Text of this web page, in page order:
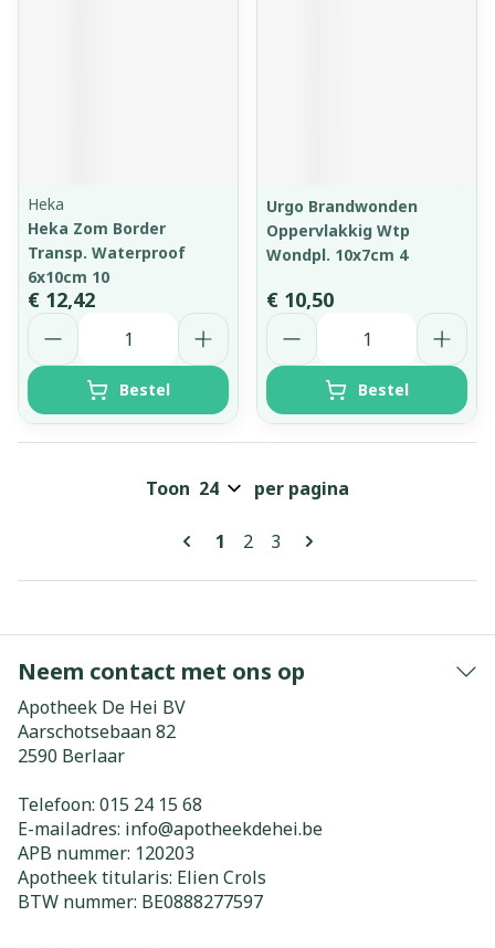
Heka
Heka Zom Border
Transp. Waterproof
6x10cm 10
€ 12,42
Aantal
Bestel
Urgo Brandwonden
Oppervlakkig Wtp
Wondpl. 10x7cm 4
€ 10,50
Aantal
Bestel
Pagina's
U lees momenteel pagina
1 Pagina
2 Pagina
3
Toon per pagina
Neem contact met ons op
Apotheek De Hei BV
Aarschotsebaan 82
2590 Berlaar
Telefoon: 015 24 15 68
E-mailadres: info@apotheekdehei.be
APB nummer: 120203
Apotheek titularis: Elien Crols
BTW nummer: BE0888277597